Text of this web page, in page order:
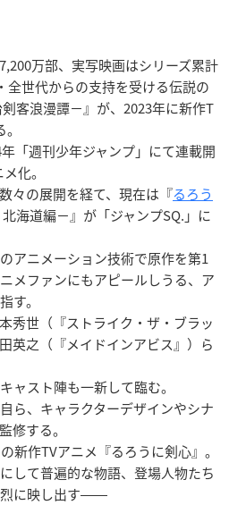
万部、実写映画はシリーズ累計
全世代からの支持を受ける伝説の
客浪漫譚－』が、2023年に新作T
「週刊少年ジャンプ」にて連載開
化。
々の展開を経て、現在は『るろう
海道編－』が「ジャンプSQ.」に
アニメーション技術で原作を第1
メファンにもアピールしうる、ア
す。
秀世（『ストライク・ザ・ブラッ
英之（『メイドインアビス』）ら
ャスト陣も一新して臨む。
ら、キャラクターデザインやシナ
修する。
新作TVアニメ『るろうに剣心』。
して普遍的な物語、登場人物たち
烈に映し出す――